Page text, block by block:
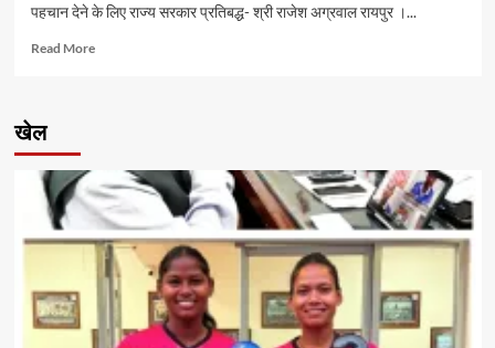
पहचान देने के लिए राज्य सरकार प्रतिबद्ध- श्री राजेश अग्रवाल रायपुर ।...
Read MoreRead
सोमवार
पर
कैबिनेट
मंत्री
श्री
राजेश
अग्रवाल
लखनपुर
खेल